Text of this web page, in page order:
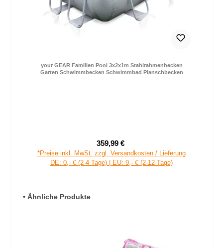
your GEAR Familien Pool 3x2x1m Stahlrahmenbecken
Garten Schwimmbecken Schwimmbad Planschbecken
Verkaufspreis:
359,99 €
*Preise inkl. MwSt. zzgl. Versandkosten / Lieferung
DE: 0,- € (2-4 Tage) | EU: 9,- € (2-12 Tage)
Produktgalerie überspringen
• Ähnliche Produkte